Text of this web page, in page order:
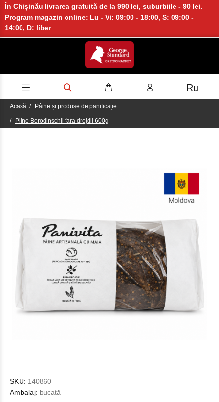
În Chișinău livrarea gratuită de la 990 lei, suburbiile - 90 lei.
Program magazin online: Lu - Vi: 09:00 - 18:00, S: 09:00 -
14:00, D: liber
Ru
Acasă Pâine și produse de panificație
Piine Borodinschii fara drojdii 600g
SKU: 140860
Ambalaj: bucată